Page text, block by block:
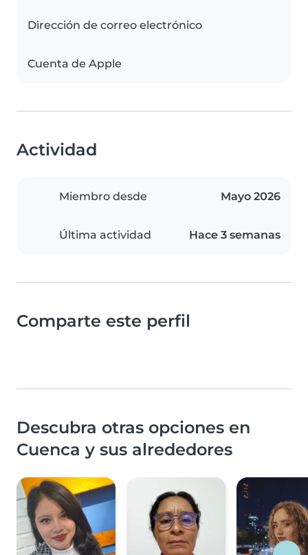
Dirección de correo electrónico
Cuenta de Apple
Actividad
Miembro desde Mayo 2026
Última actividad Hace 3 semanas
Comparte este perfil
Descubra otras opciones en
Cuenca y sus alrededores